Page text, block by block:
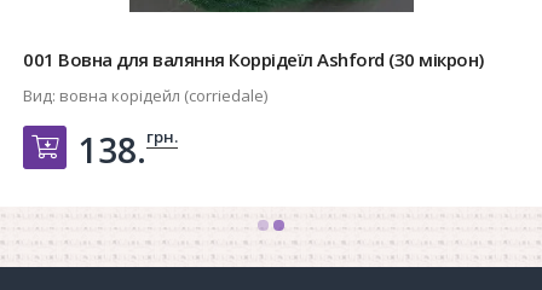
001 Вовна для валяння Коррідеїл Ashford (30 мікрон)
Вид: вовна корідейл (corriedale)
Добавить в корзину
138.грн.